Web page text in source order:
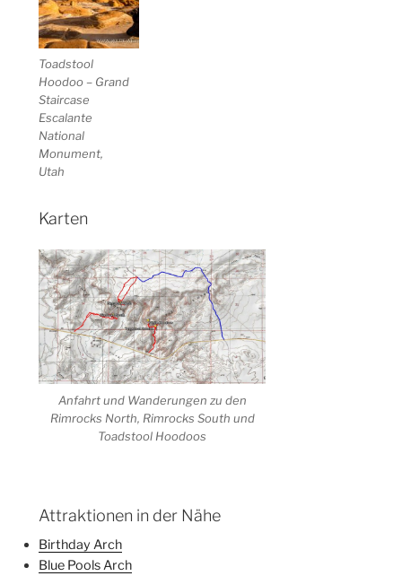
Toadstool
Hoodoo – Grand
Staircase
Escalante
National
Monument,
Utah
Karten
Anfahrt und Wanderungen zu den
Rimrocks North, Rimrocks South und
Toadstool Hoodoos
Attraktionen in der Nähe
Birthday Arch
Blue Pools Arch